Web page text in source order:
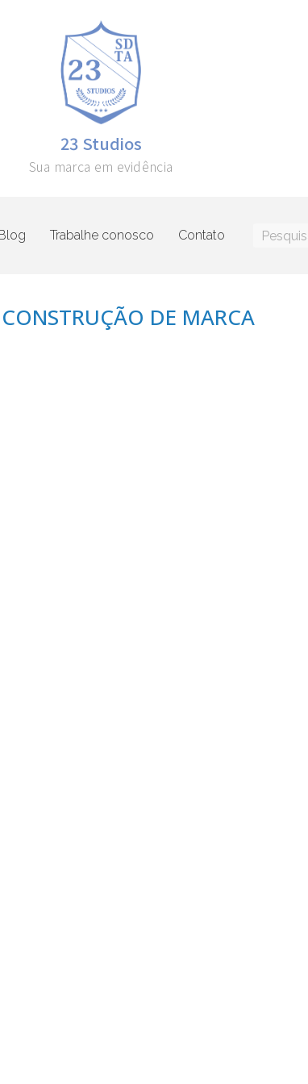
23 Studios
Sua marca em evidência
Trabalhe conosco Contato
DE MARCA